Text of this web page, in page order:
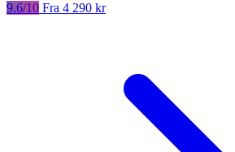
9.6/10 Fra 4 290 kr